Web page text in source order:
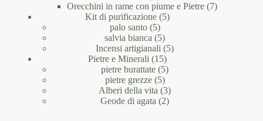
prodotti
Orecchini in rame con piume e Pietre 77
Kit di purificazione 55
palo santo 55
prodotti
salvia bianca 55
prodotti
Incensi artigianali 55
Pietre e Minerali 1515
prodotti
pietre burattate 55
pietre grezze 55
prodotti
Alberi della vita 33
prodotti
Geode di agata 22